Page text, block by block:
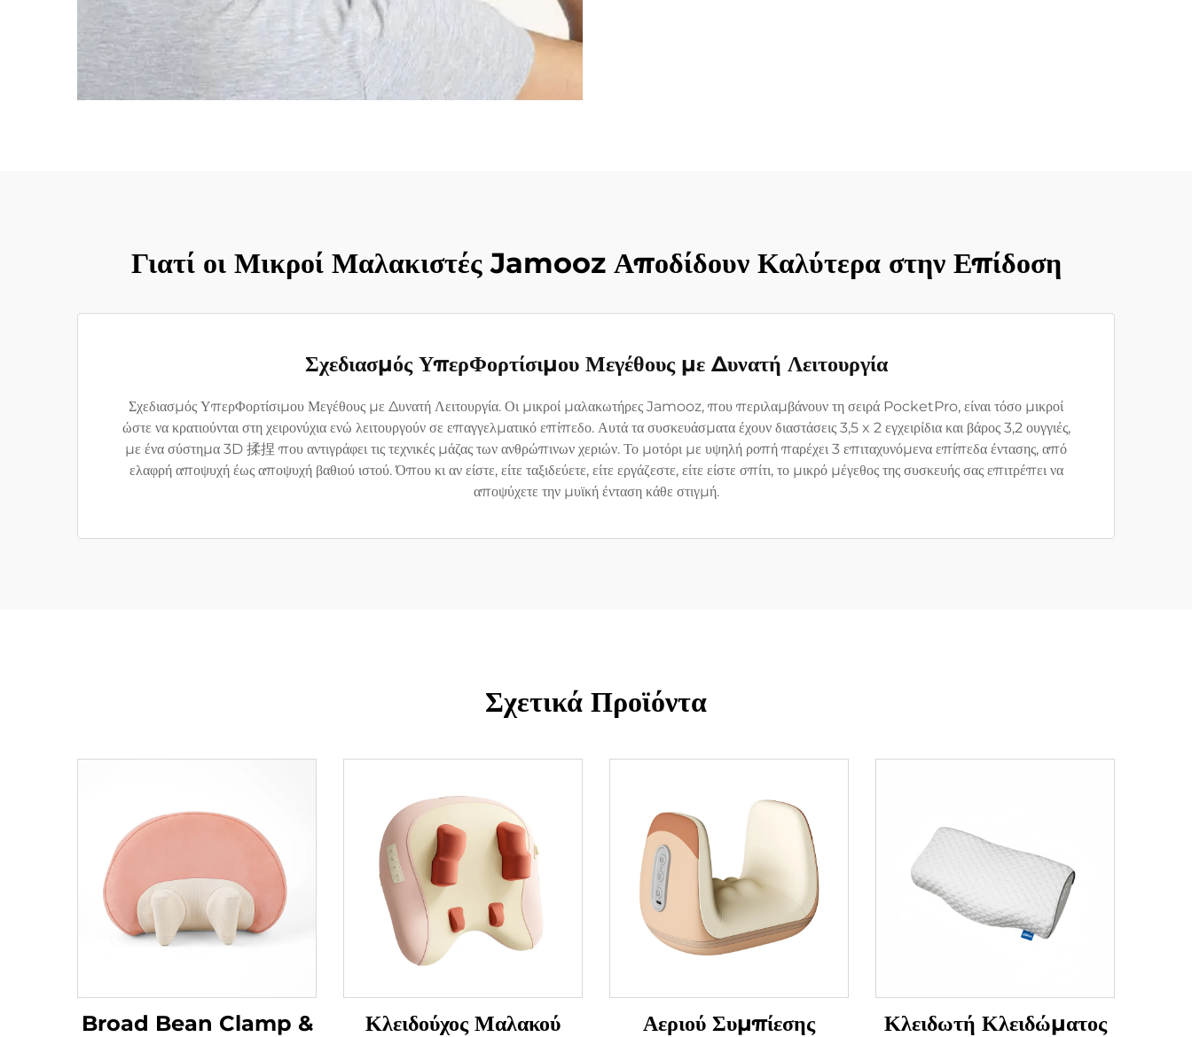
Γιατί οι Μικροί Μαλακιστές Jamooz Αποδίδουν Καλύτερα στην Επίδοση
Σχεδιασμός ΥπερΦορτίσιμου Μεγέθους με Δυνατή Λειτουργία
Σχεδιασμός ΥπερΦορτίσιμου Μεγέθους με Δυνατή Λειτουργία. Οι μικροί μαλακωτήρες Jamooz, που περιλαμβάνουν τη σειρά PocketPro, είναι τόσο μικροί
ώστε να κρατιούνται στη χειρονύχια ενώ λειτουργούν σε επαγγελματικό επίπεδο. Αυτά τα συσκευάσματα έχουν διαστάσεις 3,5 x 2 εγχειρίδια και βάρος 3,2 ουγγιές,
με ένα σύστημα 3D 揉捏 που αντιγράφει τις τεχνικές μάζας των ανθρώπινων χεριών. Το μοτόρι με υψηλή ροπή παρέχει 3 επιταχυνόμενα επίπεδα έντασης, από
ελαφρή αποψυχή έως αποψυχή βαθιού ιστού. Όπου κι αν είστε, είτε ταξιδεύετε, είτε εργάζεστε, είτε είστε σπίτι, το μικρό μέγεθος της συσκευής σας επιτρέπει να
αποψύχετε την μυϊκή ένταση κάθε στιγμή.
Σχετικά Προϊόντα
Broad Bean Clamp &
Κλειδούχος Μαλακού
Αεριού Συμπίεσης
Κλειδωτή Κλειδώματος